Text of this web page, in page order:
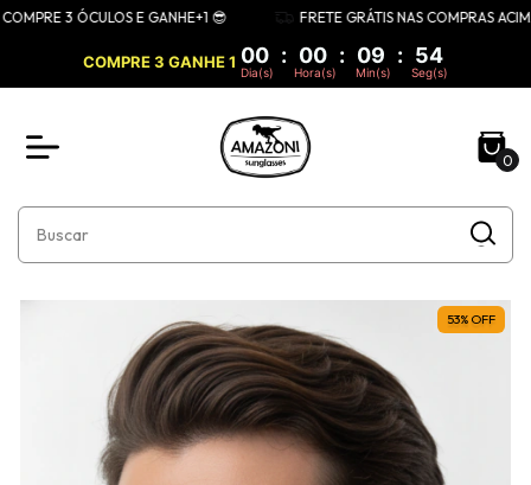
3 ÓCULOS E GANHE+1 😎 FRETE GRÁTIS NAS COMPRAS ACIMA
COMPRE 3 GANHE 1 00 : 00 : 09 : 53
Dia(s) Hora(s) Min(s) Seg(s)
0
53% OFF